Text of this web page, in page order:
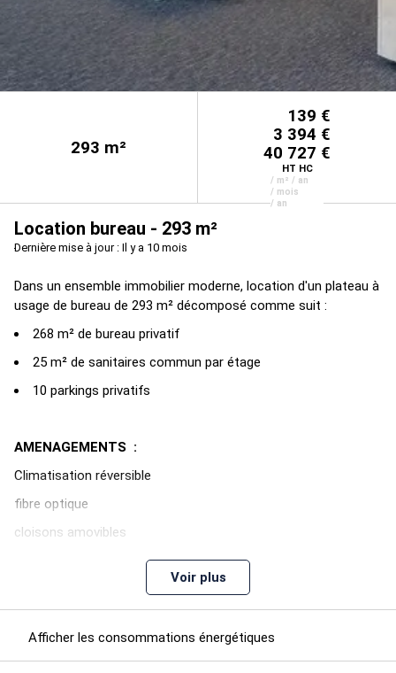
293 m²
139 €
3 394 €
40 727 €
HT HC
/ m² / an
/ mois
/ an
Location bureau - 293 m²
Dernière mise à jour : Il y a 10 mois
Dans un ensemble immobilier moderne, location d'un plateau à
usage de bureau de 293 m² décomposé comme suit :
268 m² de bureau privatif
25 m² de sanitaires commun par étage
10 parkings privatifs
AMENAGEMENTS :
Climatisation réversible
fibre optique
cloisons amovibles
immeuble avec ascenseur
Voir plus
Afficher les consommations énergétiques